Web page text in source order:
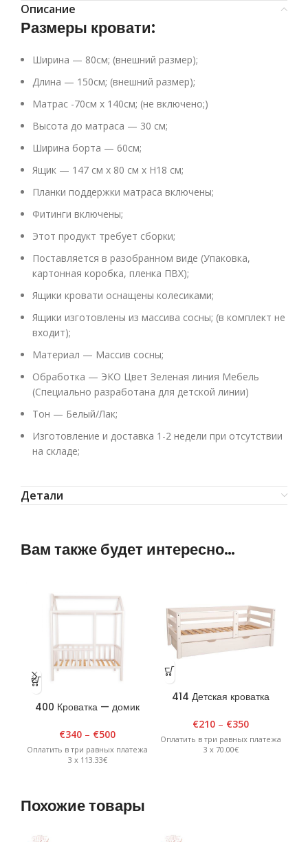
Описание
Размеры кровати:
Ширина — 80см; (внешний размер);
Длина — 150см; (внешний размер);
Матрас -70см х 140см; (не включено;)
Высота до матраса — 30 см;
Ширина борта — 60см;
Ящик — 147 см x 80 см x H18 см;
Планки поддержки матраса включены;
Фитинги включены;
Этот продукт требует сборки;
Поставляется в разобранном виде (Упаковка,
картонная коробка, пленка ПВХ);
Ящики кровати оснащены колесиками;
Ящики изготовлены из массива сосны; (в комплект не
входит);
Материал — Массив сосны;
Обработка — ЭКО Цвет Зеленая линия Мебель
(Специально разработана для детской линии)
Тон — Белый/Лак;
Изготовление и доставка 1-2 недели при отсутствии
на складе;
Детали
Вам также будет интересно…
400 Кроватка — домик
Белая
€340 – €500
Оплатить в три равных платежа
3 x 113.33€
414 Детская кроватка
белая
€210 – €350
Оплатить в три равных платежа
3 x 70.00€
Похожие товары